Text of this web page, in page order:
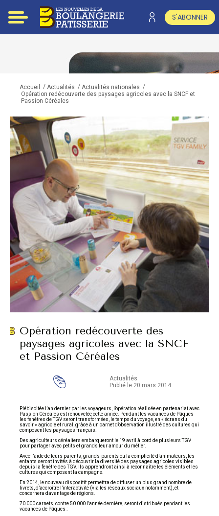
S'ABONNER
Accueil / Actualités / Actualités nationales /
Opération redécouverte des paysages agricoles avec la SNCF et
Passion Céréales
Opération redécouverte des
paysages agricoles avec la SNCF
et Passion Céréales
Actualités
Publié le 20 mars 2014
Plébiscitée l’an dernier par les voyageurs, l’opération réalisée en partenariat avec
Passion Céréales est renouvelée cette année. Pendant les vacances de Pâques
les fenêtres de TGV seront transformées, le temps du voyage, en « écrans du
savoir » agricole et rural, grâce à un carnet d’observation illustré des cultures qui
composent les paysages français.
Des agriculteurs céréaliers embarqueront le 19 avril à bord de plusieurs TGV
pour partager avec petits et grands leur amour du métier.
Avec l’aide de leurs parents, grands-parents ou la complicité d’animateurs, les
enfants seront invités à découvrir la diversité des paysages agricoles visibles
depuis la fenêtre des TGV. Ils apprendront ainsi à reconnaître les éléments et les
cultures qui composent la campagne.
En 2014, le nouveau dispositif permettra de diffuser un plus grand nombre de
livrets, d’accroître l’interactivité (via les réseaux sociaux notamment), et
concernera davantage de régions.
70 000 carnets, contre 50 000 l’année dernière, seront distribués pendant les
vacances de Pâques :